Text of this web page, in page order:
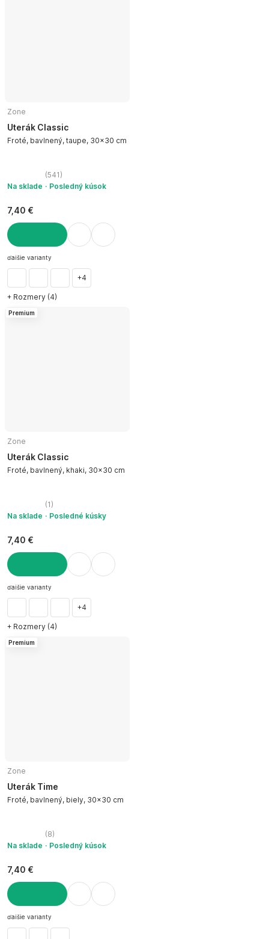
Zone
Uterák Classic
Froté, bavlnený, taupe, 30x30 cm
(541 )
Na sklade
Posledný kúsok
7,40 €
DO KOŠÍKA
ďalšie varianty
+4
+ Rozmery (4)
Premium
Zone
Uterák Classic
Froté, bavlnený, khaki, 30x30 cm
(1 )
Na sklade
Posledné kúsky
7,40 €
DO KOŠÍKA
ďalšie varianty
+4
+ Rozmery (4)
Premium
Zone
Uterák Time
Froté, bavlnený, biely, 30x30 cm
(8)
Na sklade
Posledný kúsok
7,40 €
DO KOŠÍKA
ďalšie varianty